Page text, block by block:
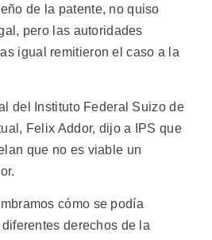
de la patente, no quiso
pero las autoridades
igual remitieron el caso a la
del Instituto Federal Suizo de
Felix Addor, dijo a IPS que
que no es viable un
cómo se podía
derechos de la